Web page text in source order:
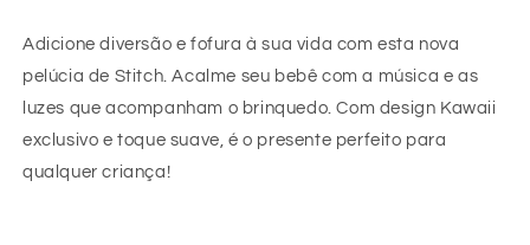
Adicione diversão e fofura à sua vida com esta nova
pelúcia de Stitch. Acalme seu bebê com a música e as
luzes que acompanham o brinquedo. Com design Kawaii
exclusivo e toque suave, é o presente perfeito para
qualquer criança!